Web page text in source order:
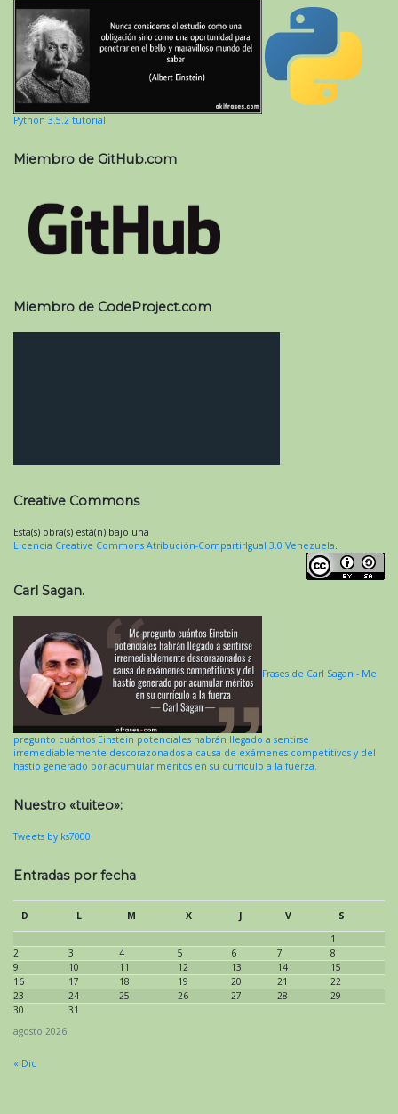
Python 3.5.2 tutorial
Miembro de GitHub.com
Miembro de CodeProject.com
Creative Commons
Esta(s) obra(s) está(n) bajo una
Licencia Creative Commons Atribución-CompartirIgual 3.0 Venezuela.
Carl Sagan.
Frases de Carl Sagan - Me
pregunto cuántos Einstein potenciales habrán llegado a sentirse
irremediablemente descorazonados a causa de exámenes competitivos y del
hastío generado por acumular méritos en su currículo a la fuerza.
Nuestro «tuiteo»:
Tweets by ks7000
Entradas por fecha
agosto 2026
D L M X J V
S
1
2
3 4 5 6 7
8
9
10 11 12 13 14
15
16
17 18 19 20 21
22
23
24 25 26 27 28
29
30
31
« Dic